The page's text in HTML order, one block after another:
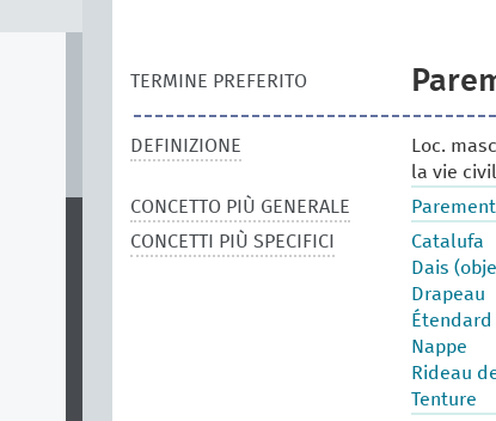
TERMINE PREFERITO
DEFINIZIONE
Loc.
la vie
CONCETTO PIÙ GENERALE
CONCETTI PIÙ SPECIFICI
Catalufa
Dais
Drapeau
Étendard
Nappe
Rideau
Tenture